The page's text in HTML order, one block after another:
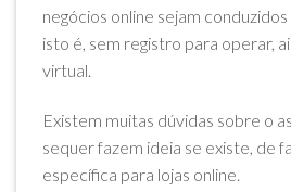
negócios online sejam
isto é, sem registro para operar,
virtual.
Existem muitas dúvidas sobre o
sequer fazem ideia se existe, de
específica para lojas online.